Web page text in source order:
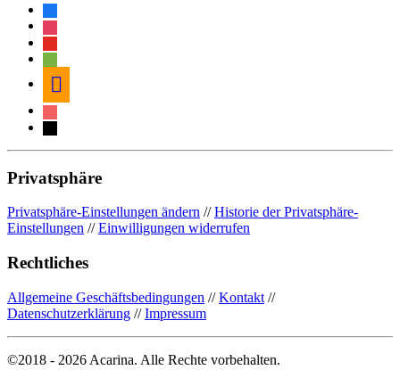
facebook
instagram
youtube
spotify
amazon
itunes
mail
Privatsphäre
Privatsphäre-Einstellungen ändern //Historie der Privatsphäre-
Einstellungen //Einwilligungen widerrufen
Rechtliches
Allgemeine Geschäftsbedingungen //Kontakt //
Datenschutzerklärung //Impressum
©2018 - 2026 Acarina. Alle Rechte vorbehalten.